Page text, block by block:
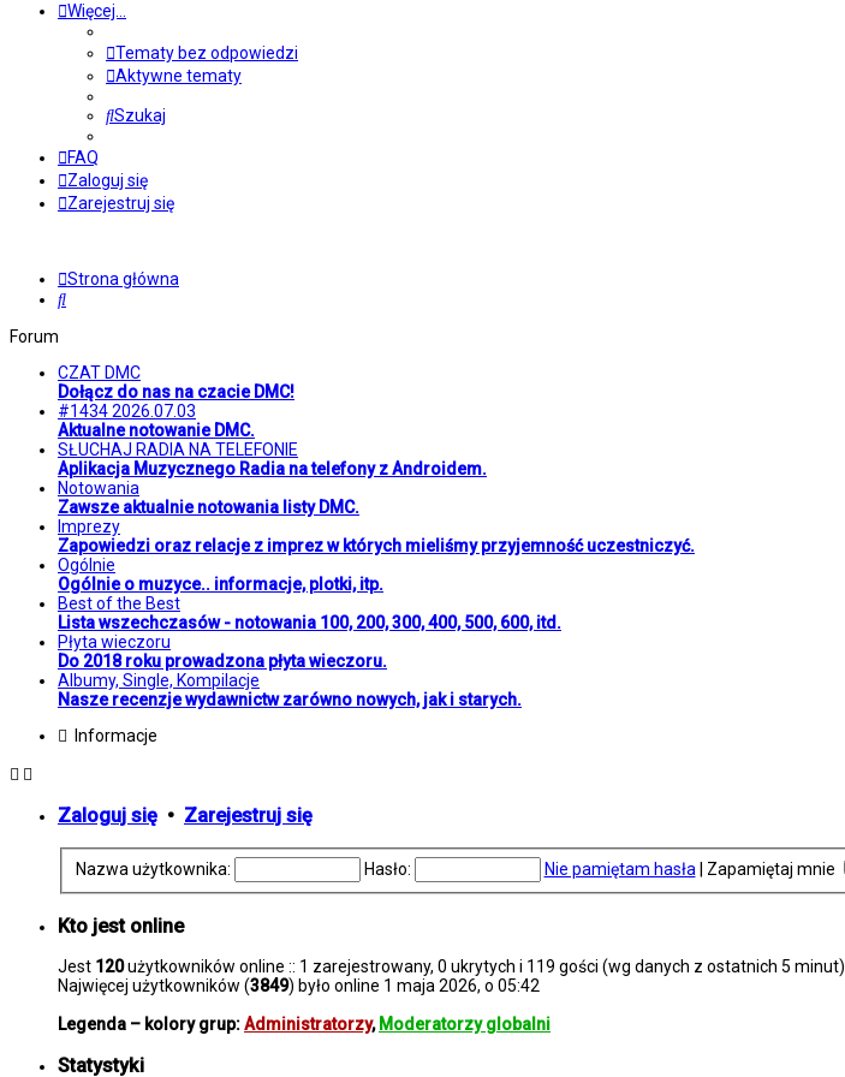
Więcej…
Tematy bez odpowiedzi
Aktywne tematy
Szukaj
FAQ
Zaloguj się
Zarejestruj się
Strona główna
Szukaj
Forum
CZAT DMC
Dołącz do nas na czacie DMC!
#1434 2026.07.03
Aktualne notowanie DMC.
SŁUCHAJ RADIA NA TELEFONIE
Aplikacja Muzycznego Radia na telefony z Androidem.
Notowania
Zawsze aktualnie notowania listy DMC.
Imprezy
Zapowiedzi oraz relacje z imprez w których mieliśmy przyjemność uczestniczyć.
Ogólnie
Ogólnie o muzyce.. informacje, plotki, itp.
Best of the Best
Lista wszechczasów - notowania 100, 200, 300, 400, 500, 600, itd.
Płyta wieczoru
Do 2018 roku prowadzona płyta wieczoru.
Albumy, Single, Kompilacje
Nasze recenzje wydawnictw zarówno nowych, jak i starych.
Informacje
Zaloguj się • Zarejestruj się
Nazwa użytkownika: Hasło: Nie pamiętam hasła Zapamiętaj mnie
Kto jest online
Jest 120użytkowników online :: 1 zarejestrowany, 0 ukrytych i 119 gości (wg danych z ostatnich 5 minut)
Najwięcej użytkowników (3849) było online 1 maja 2026, o 05:42
Legenda – kolory grup:Administratorzy, Moderatorzy globalni
Statystyki